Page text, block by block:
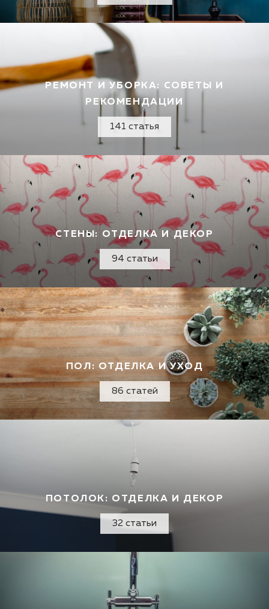
РЕМОНТ И УБОРКА: СОВЕТЫ И
РЕКОМЕНДАЦИИ
141 статья
СТЕНЫ: ОТДЕЛКА И ДЕКОР
94 статьи
ПОЛ: ОТДЕЛКА И УХОД
86 статей
ПОТОЛОК: ОТДЕЛКА И ДЕКОР
32 статьи